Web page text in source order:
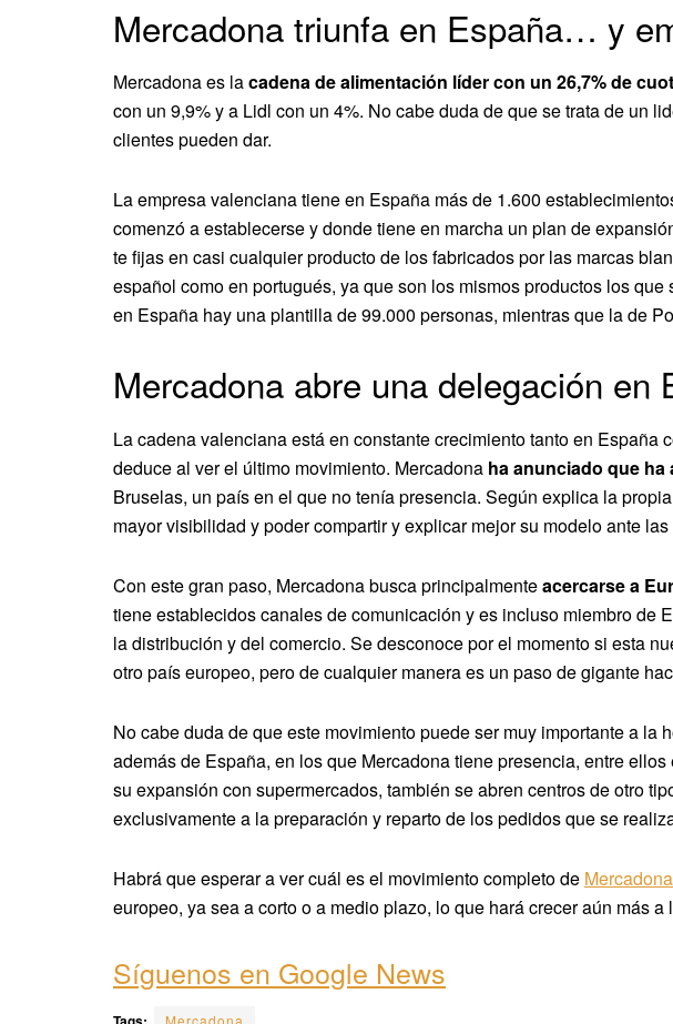
Mercadona triunfa en España… y
Mercadona es lacadena de alimentación líder con un 26,7% de
con un 9,9% y a Lidl con un 4%. No cabe duda de que se trata de un
clientes pueden dar.
La empresa valenciana tiene en España más de 1.600
comenzó a establecerse y donde tiene en marcha un plan de
te fijas en casi cualquier producto de los fabricados por las marcas
español como en portugués, ya que son los mismos productos los
en España hay una plantilla de 99.000 personas, mientras que la de
Mercadona abre una delegación en
La cadena valenciana está en constante crecimiento tanto en
deduce al ver el último movimiento. Mercadona ha anunciado que
Bruselas, un país en el que no tenía presencia. Según explica la
mayor visibilidad y poder compartir y explicar mejor su modelo ante
Con este gran paso, Mercadona busca principalmenteacercarse a
tiene establecidos canales de comunicación y es incluso miembro de
la distribución y del comercio. Se desconoce por el momento si esta
otro país europeo, pero de cualquier manera es un paso de gigante
No cabe duda de que este movimiento puede ser muy importante a la
además de España, en los que Mercadona tiene presencia, entre
su expansión con supermercados, también se abren centros de otro
exclusivamente a la preparación y reparto de los pedidos que se
Habrá que esperar a ver cuál es el movimiento completo de Mercadona
europeo, ya sea a corto o a medio plazo, lo que hará crecer aún más a
Síguenos en Google News
Mercadona